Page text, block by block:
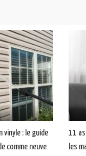
vinyle : le guide
comme neuve
11
les